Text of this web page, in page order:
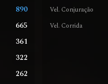
890
665
361
322
262
Vel. Conjuração
Vel. Corrida